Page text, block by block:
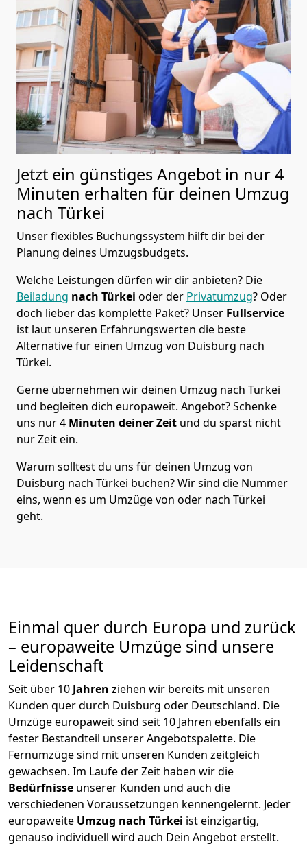
Jetzt ein günstiges Angebot in nur4
Minuten erhalten für deinen Umzug
nach Türkei
Unser flexibles Buchungssystem hilft dir bei der
Planung deines Umzugsbudgets.
Welche Leistungen dürfen wir dir anbieten? Die
Beiladung nach Türkei oder der Privatumzug? Oder
doch lieber das komplette Paket? Unser Fullservice
ist laut unseren Erfahrungswerten die beste
Alternative für einen Umzug von Duisburg nach
Türkei.
Gerne übernehmen wir deinen Umzug nach Türkei
und begleiten dich europaweit. Angebot? Schenke
uns nur4 Minuten deiner Zeit und du sparst nicht
nur Zeit ein.
Warum solltest du uns für deinen Umzug von
Duisburg nach Türkei buchen? Wir sind die Nummer
eins, wenn es um Umzüge von oder nach Türkei
geht.
Einmal quer durch Europa und zurück
– europaweite Umzüge sind unsere
Leidenschaft
Seit über 10 Jahren ziehen wir bereits mit unseren
Kunden quer durch Duisburg oder Deutschland. Die
Umzüge europaweit sind seit 10 Jahren ebenfalls ein
fester Bestandteil unserer Angebotspalette. Die
Fernumzüge sind mit unseren Kunden zeitgleich
gewachsen. Im Laufe der Zeit haben wir die
Bedürfnisse unserer Kunden und auch die
verschiedenen Voraussetzungen kennengelernt. Jeder
europaweite Umzug nach Türkei ist einzigartig,
genauso individuell wird auch Dein Angebot erstellt.